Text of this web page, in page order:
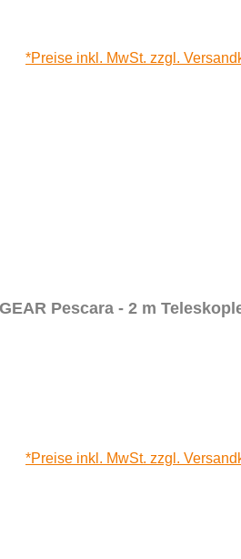
*Preise inkl. MwSt. zzgl.
Pescara - 2 m
*Preise inkl. MwSt. zzgl.